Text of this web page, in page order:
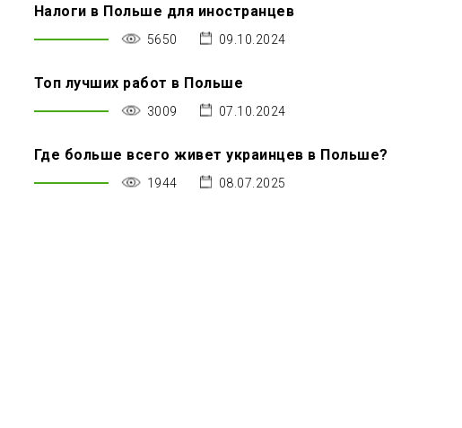
Налоги в Польше для иностранцев
5650 09.10.2024
Топ лучших работ в Польше
3009 07.10.2024
Где больше всего живет украинцев в Польше?
1944 08.07.2025